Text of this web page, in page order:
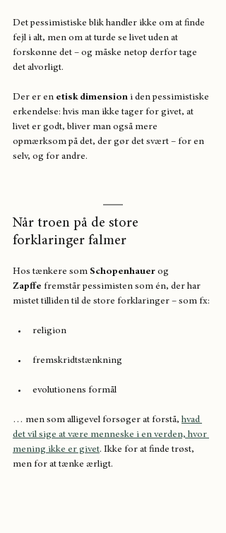
Det pessimistiske blik handler ikke om at finde
fejl i alt, men om at turde se livet uden at
forskønne det – og måske netop derfor tage
det alvorligt.
Der er en etisk dimension i den pessimistiske
erkendelse: hvis man ikke tager for givet, at
livet er godt, bliver man også mere
opmærksom på det, der gør det svært – for en
selv, og for andre.
Når troen på de store
forklaringer falmer
Hos tænkere som Schopenhauer og
Zapffe fremstår pessimisten som én, der har
mistet tilliden til de store forklaringer – som fx:
religion
fremskridtstænkning
evolutionens formål
… men som alligevel forsøger at forstå, hvad
det vil sige at være menneske i en verden, hvor
mening ikke er givet. Ikke for at finde trøst,
men for at tænke ærligt.